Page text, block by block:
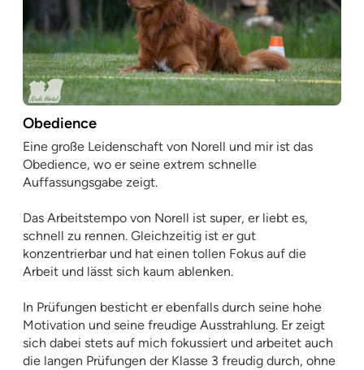
Obedience
Eine große Leidenschaft von Norell und mir ist das
Obedience, wo er seine extrem schnelle
Auffassungsgabe zeigt.
Das Arbeitstempo von Norell ist super, er liebt es,
schnell zu rennen. Gleichzeitig ist er gut
konzentrierbar und hat einen tollen Fokus auf die
Arbeit und lässt sich kaum ablenken.
In Prüfungen besticht er ebenfalls durch seine hohe
Motivation und seine freudige Ausstrahlung. Er zeigt
sich dabei stets auf mich fokussiert und arbeitet auch
die langen Prüfungen der Klasse 3 freudig durch, ohne